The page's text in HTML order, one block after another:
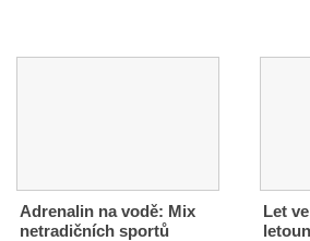
Adrenalin na vodě: Mix
netradičních sportů
Let